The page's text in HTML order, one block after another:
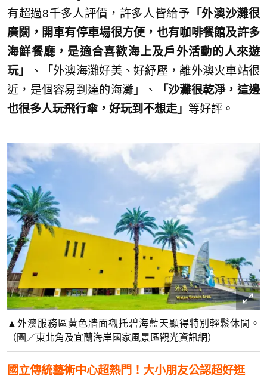
有超過8千多人評價，許多人皆給予 「外澳沙灘很
廣闊，開車有停車場很方便，也有咖啡餐館及許多
海鮮餐廳，是適合喜歡海上及戶外活動的人來遊
玩」
、「外澳海灘好美、好紓壓，離外澳火車站很
近，是個容易到達的海灘」、
「沙灘很乾淨，這邊
也很多人玩飛行傘，好玩到不想走」 等好評。
▲外澳服務區黃色牆面襯托碧海藍天顯得特別輕鬆休閒。
（圖／東北角及宜蘭海岸國家風景區觀光資訊網）
國立傳統藝術中心超熱門！大小朋友公認超好逛